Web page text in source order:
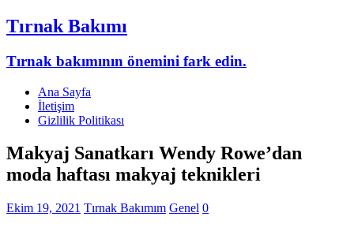
Tırnak Bakımı
Tırnak bakımının önemini fark edin.
Ana Sayfa
İletişim
Gizlilik Politikası
Makyaj Sanatkarı Wendy Rowe’dan
moda haftası makyaj teknikleri
Ekim 19, 2021 Tırnak Bakımım Genel 0